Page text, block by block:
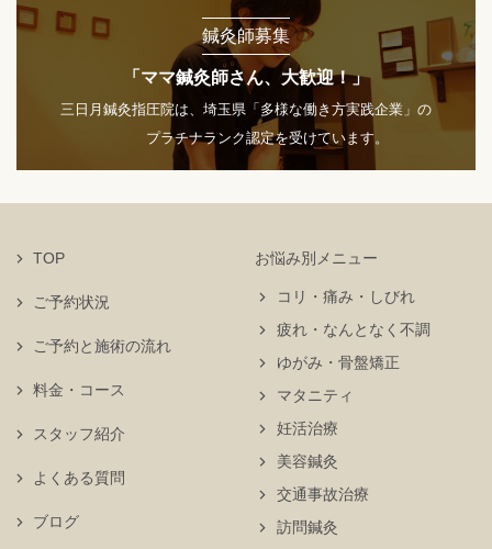
鍼灸師募集
「ママ鍼灸師さん、大歓迎！」
三日月鍼灸指圧院は、埼玉県「多様な働き方実践企業」の
プラチナランク認定を受けています。
TOP
ご予約状況
お悩み別メニュー
コリ・痛み・しびれ
疲れ・なんとなく不調
ゆがみ・骨盤矯正
マタニティ
妊活治療
美容鍼灸
交通事故治療
訪問鍼灸
ご予約と施術の流れ
料金・コース
スタッフ紹介
よくある質問
ブログ